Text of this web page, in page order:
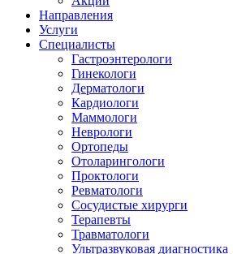
Направления
Услуги
Специалисты
Гастроэнтерологи
Гинекологи
Дерматологи
Кардиологи
Маммологи
Неврологи
Ортопеды
Отоларингологи
Проктологи
Ревматологи
Сосудистые хирурги
Терапевты
Травматологи
Ультразвуковая диагностика